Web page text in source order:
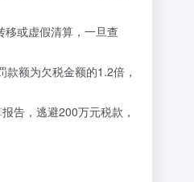
或虚假清算，一旦查
额为欠税金额的1.2倍，
告，逃避200万元税款，